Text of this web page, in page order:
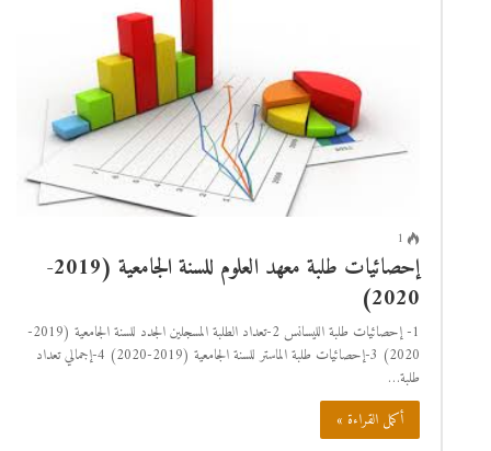
1
إحصائيات طلبة معهد العلوم للسنة الجامعية (2019-
2020)
1- إحصائيات طلبة الليسانس 2-تعداد الطلبة المسجلين الجدد للسنة الجامعية (2019-
2020) 3-إحصائيات طلبة الماستر للسنة الجامعية (2019-2020) 4-إجمالي تعداد
طلبة…
أكمل القراءة »